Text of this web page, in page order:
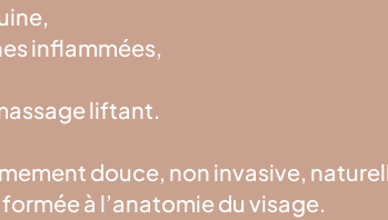
inflammées,
liftant.
douce, non invasive,
à l’anatomie du visage.